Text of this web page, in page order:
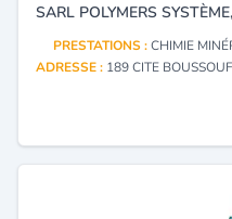
PRESTATIONS :CHIMIE
ADRESSE : 189 CITE BOUSSOUF